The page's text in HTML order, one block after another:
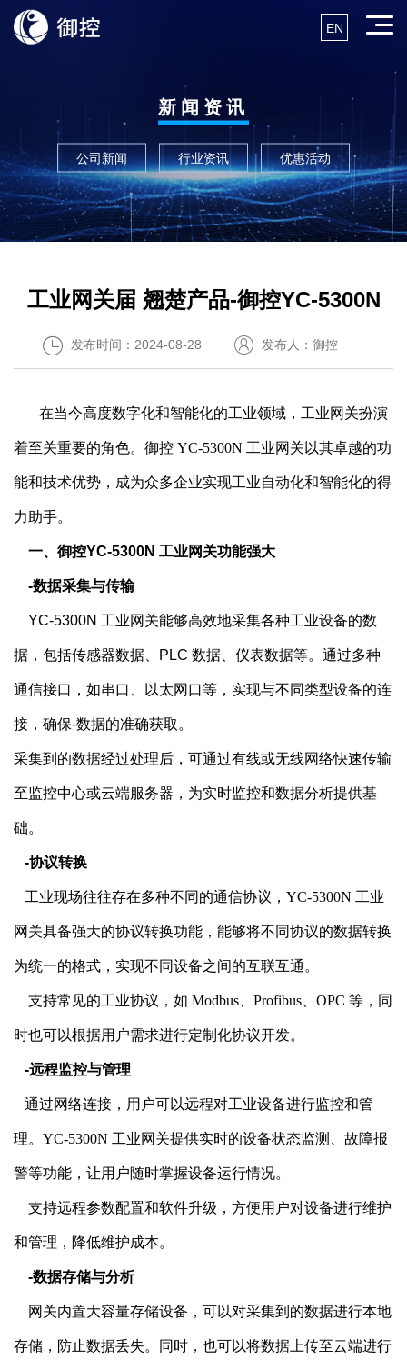
EN
新闻资讯
公司新闻 行业资讯 优惠活动
工业网关届 翘楚产品-御控YC-5300N
发布时间：2024-08-28 发布人：御控
在当今高度数字化和智能化的工业领域，工业网关扮演
着至关重要的角色。御控 YC-5300N 工业网关以其卓越的功
能和技术优势，成为众多企业实现工业自动化和智能化的得
力助手。
一、御控YC-5300N 工业网关功能强大
-数据采集与传输
YC-5300N 工业网关能够高效地采集各种工业设备的数
据，包括传感器数据、PLC 数据、仪表数据等。通过多种
通信接口，如串口、以太网口等，实现与不同类型设备的连
接，确保-数据的准确获取。
采集到的数据经过处理后，可通过有线或无线网络快速传输
至监控中心或云端服务器，为实时监控和数据分析提供基
础。
-协议转换
工业现场往往存在多种不同的通信协议， YC-5300N 工业
网关具备强大的协议转换功能，能够将不同协议的数据转换
为统一的格式，实现不同设备之间的互联互通。
支持常见的工业协议，如 Modbus、Profibus、OPC 等，同
时也可以根据用户需求进行定制化协议开发。
-远程监控与管理
通过网络连接，用户可以远程对工业设备进行监控和管
理。 YC-5300N 工业网关提供实时的设备状态监测、故障报
警等功能，让用户随时掌握设备运行情况。
支持远程参数配置和软件升级，方便用户对设备进行维护
和管理，降低维护成本。
-数据存储与分析
网关内置大容量存储设备，可以对采集到的数据进行本地
存储，防止数据丢失。同时，也可以将数据上传至云端进行